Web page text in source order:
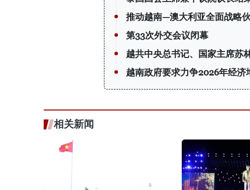
推动越南—澳大利亚全面战略
第33次外交会议闭幕
越共中央总书记、国家主席苏
越南政府要求力争2026年经济
相关新闻